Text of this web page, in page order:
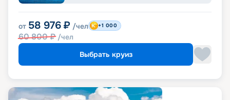
от 58 976 ₽ /чел
60 800₽ /чел
+1 000
Выбрать круиз